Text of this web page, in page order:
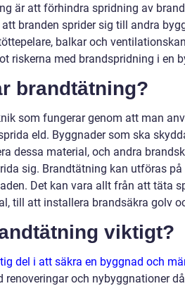
är att förhindra spridning av
branden sprider sig till andra
balkar och
riskerna med brandspridning i en
brandtätning?
som fungerar genom att man
eld. Byggnader som ska
dessa material, och andra
sig. Brandtätning kan utföras
Det kan vara allt från att täta
till att installera brandsäkra golv
viktigt?
del i att säkra en byggnad och
renoveringar och nybyggnationer